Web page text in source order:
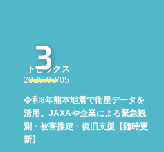
3
トピックス
2026/08/05
令和8年熊本地震で衛星データを
活用。JAXAや企業による緊急観
測・被害推定・復旧支援【随時更
新】